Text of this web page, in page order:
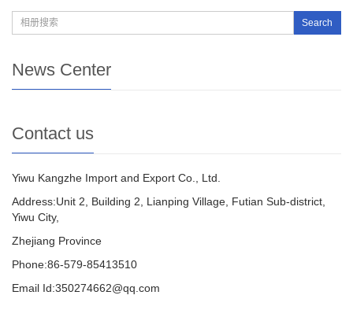
Search
News Center
Contact us
Yiwu Kangzhe Import and Export Co., Ltd.
Address:Unit 2, Building 2, Lianping Village, Futian Sub-district,
Yiwu City,
Zhejiang Province
Phone:86-579-85413510
Email Id:350274662@qq.com